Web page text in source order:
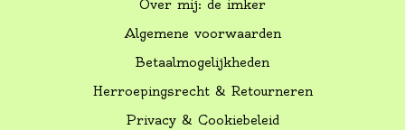
Over mij: de imker
Algemene voorwaarden
Betaalmogelijkheden
Herroepingsrecht & Retourneren
Privacy & Cookiebeleid